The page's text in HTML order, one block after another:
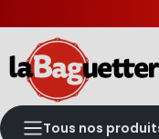
Tous nos